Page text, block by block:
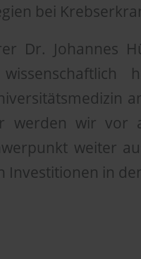
bei
Dr. Johannes
werden wir vor
weiter
Investitionen in